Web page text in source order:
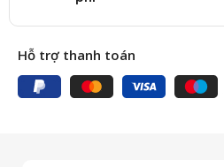
Hỗ trợ thanh toán